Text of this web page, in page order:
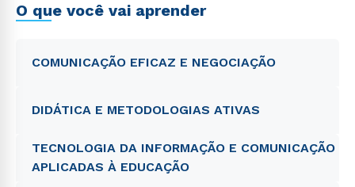
O que você vai aprender
COMUNICAÇÃO EFICAZ E NEGOCIAÇÃO
DIDÁTICA E METODOLOGIAS ATIVAS
TECNOLOGIA DA INFORMAÇÃO E COMUNICAÇÃO
APLICADAS À EDUCAÇÃO